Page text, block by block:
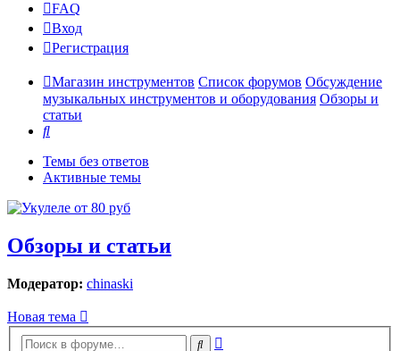
FAQ
Вход
Регистрация
Магазин инструментов Список форумов Обсуждение
музыкальных инструментов и оборудования Обзоры и
статьи
Поиск
Темы без ответов
Активные темы
Обзоры и статьи
Модератор: chinaski
Новая тема
Поиск